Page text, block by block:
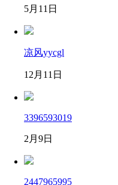
5月11日
凉风yycgl
12月11日
3396593019
2月9日
2447965995